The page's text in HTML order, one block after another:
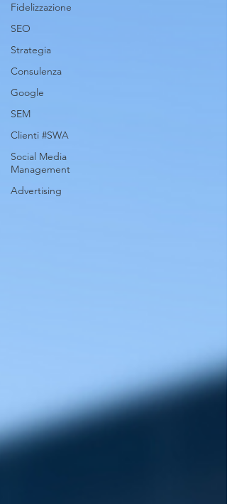
Fidelizzazione
SEO
Strategia
Consulenza
Google
SEM
Clienti #SWA
Social Media
Management
Advertising